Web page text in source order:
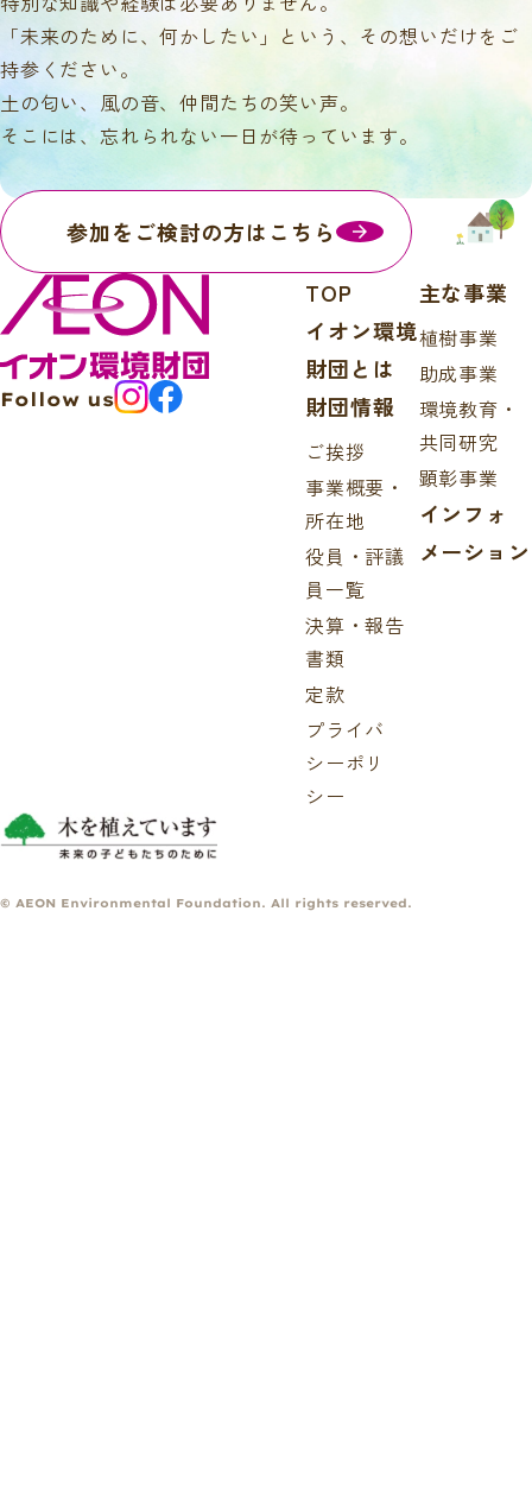
「未来のために、何かしたい」という、その想いだけをご
持参ください。
土の匂い、風の音、仲間たちの笑い声。
そこには、忘れられない一日が待っています。
参加をご検討の方はこちら
Follow us
TOP
イオン環境
財団とは
財団情報
ご挨拶
事業概要・
所在地
役員・評議
員一覧
決算・報告
書類
定款
プライバ
シーポリ
シー
主な事業
植樹事業
助成事業
環境教育・
共同研究
顕彰事業
インフォ
メーション
© AEON Environmental Foundation. All rights reserved.